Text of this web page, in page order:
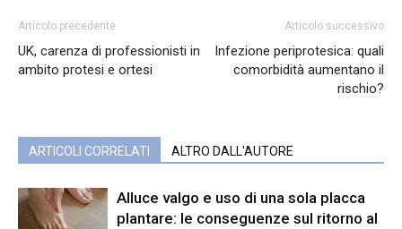
Articolo precedente
UK, carenza di professionisti in
ambito protesi e ortesi
Articolo successivo
Infezione periprotesica: quali
comorbidità aumentano il
rischio?
ARTICOLI CORRELATI ALTRO DALL'AUTORE
Alluce valgo e uso di una sola placca
plantare: le conseguenze sul ritorno al